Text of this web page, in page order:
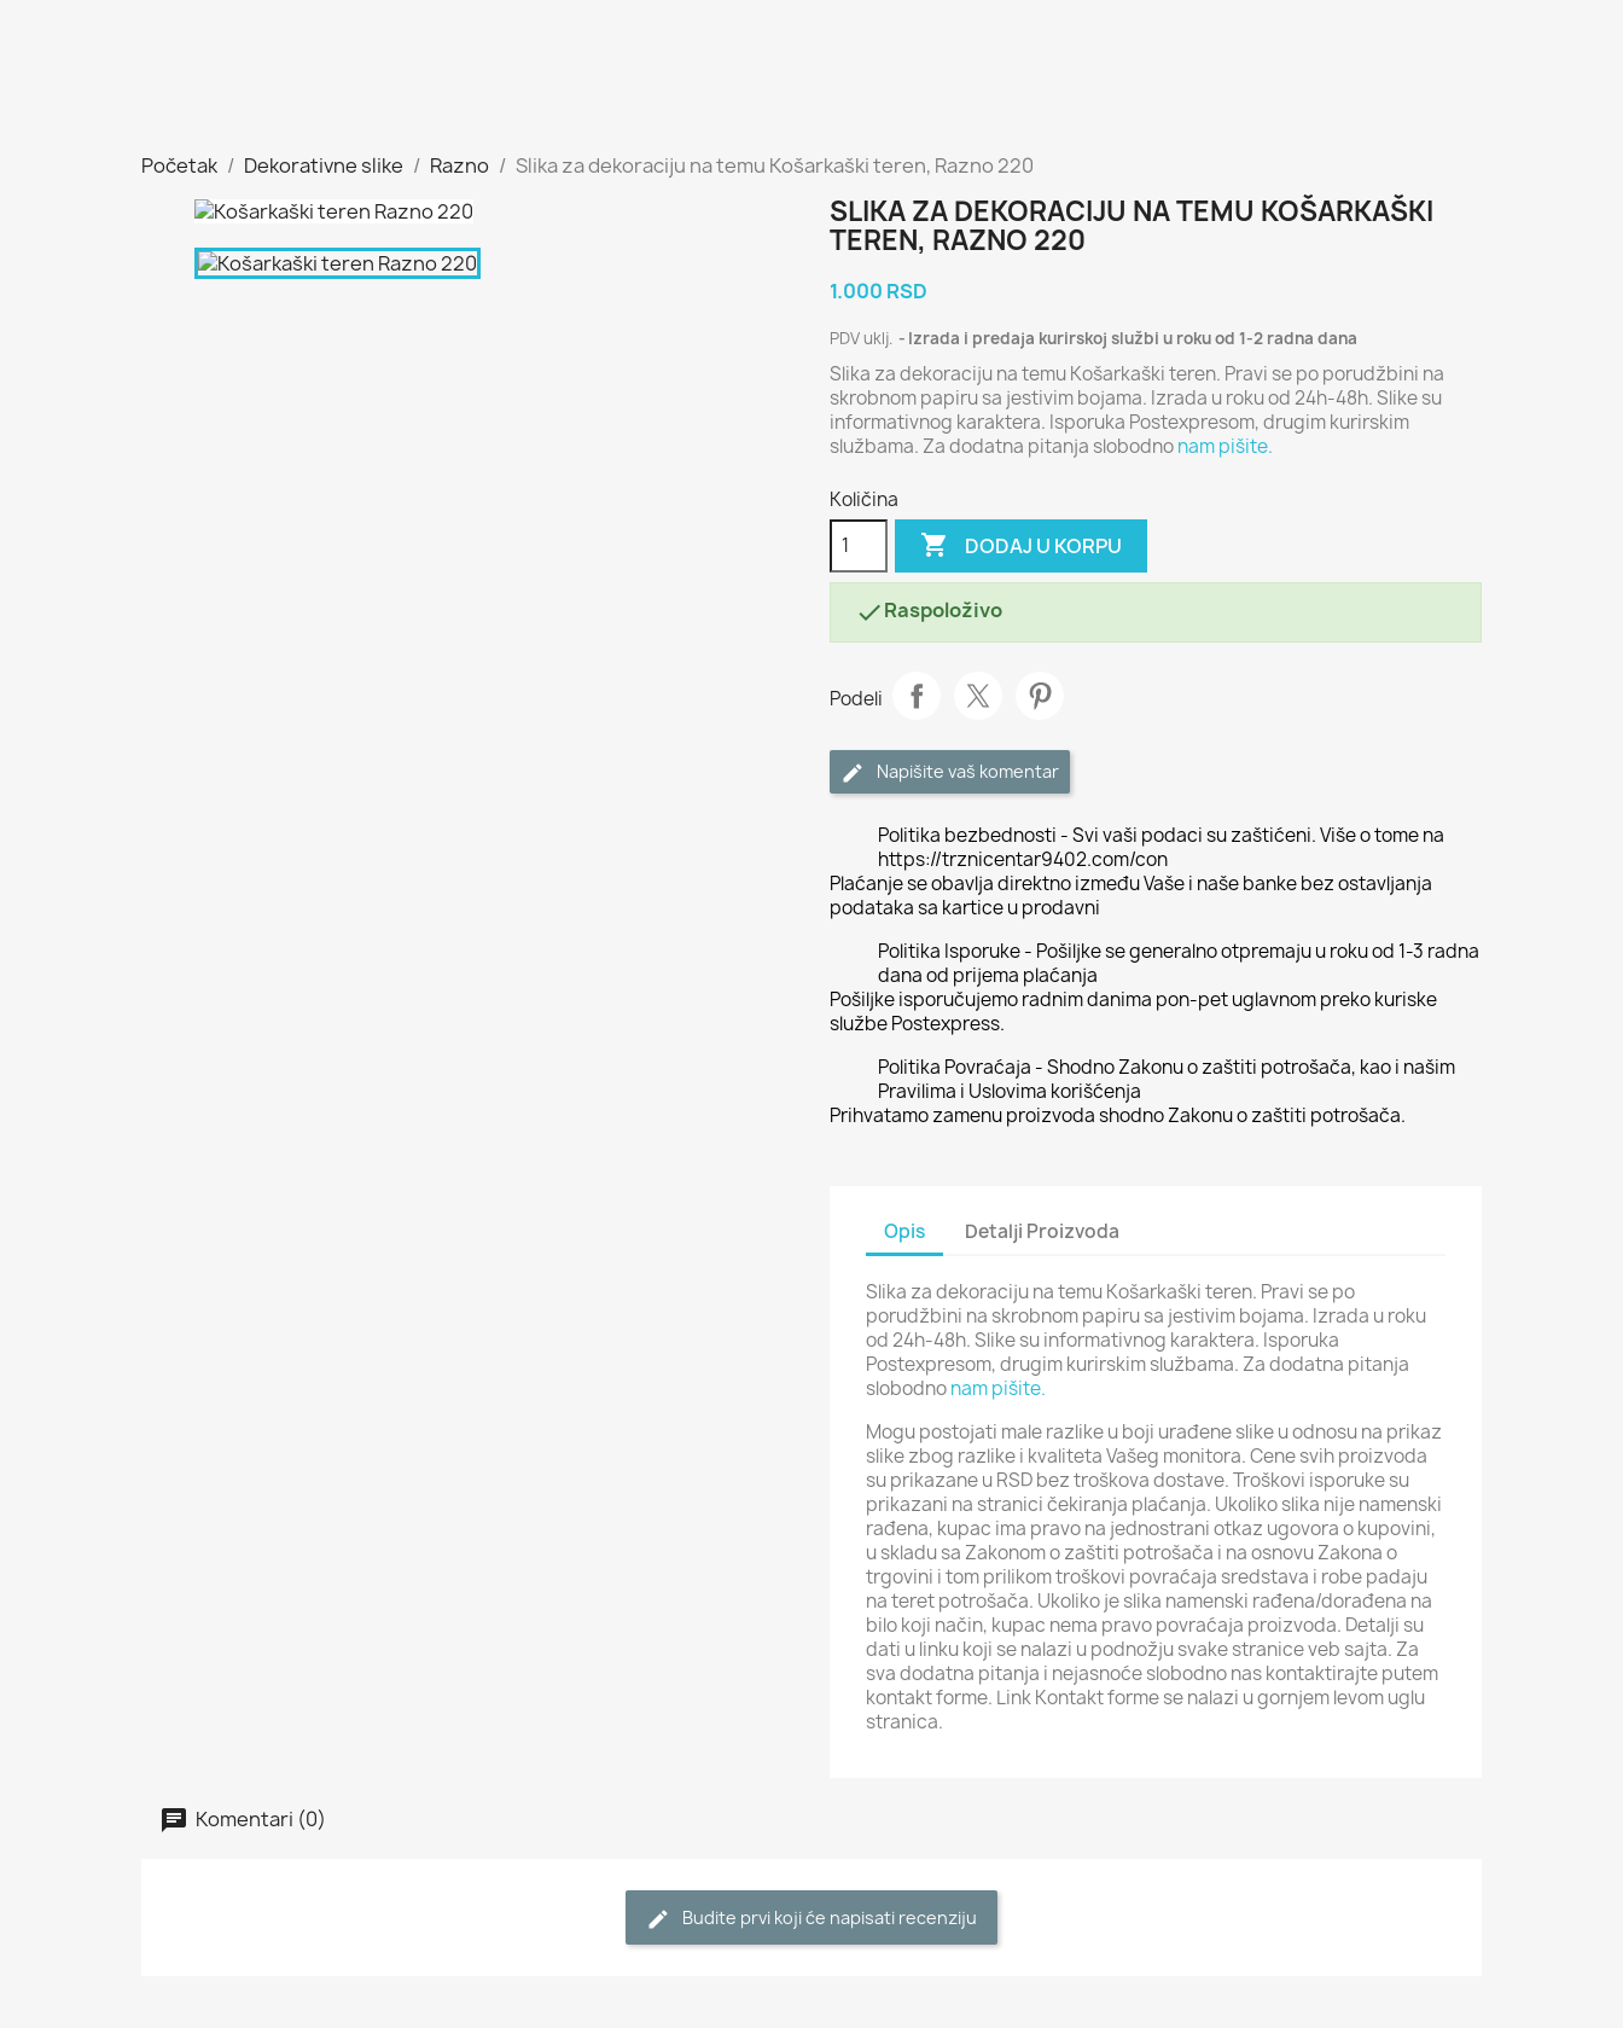
Početak Dekorativne slike Razno Slika za dekoraciju na temu Košarkaški teren, Razno 220
SLIKA ZA DEKORACIJU NA TEMU KOŠARKAŠKI
TEREN, RAZNO 220
1.000 RSD
PDV uklj. Izrada i predaja kurirskoj službi u roku od 1-2 radna dana
Slika za dekoraciju na temu Košarkaški teren. Pravi se po porudžbini na
skrobnom papiru sa jestivim bojama. Izrada u roku od 24h-48h. Slike su
informativnog karaktera. Isporuka Postexpresom, drugim kurirskim
službama. Za dodatna pitanja slobodnonam pišite.
Količina
 DODAJ U KORPU
Raspoloživo
Podeli
Napišite vaš komentar
Politika bezbednosti - Svi vaši podaci su zaštićeni. Više o tome na
https://trznicentar9402.com/con
Plaćanje se obavlja direktno između Vaše i naše banke bez ostavljanja
podataka sa kartice u prodavni
Politika Isporuke - Pošiljke se generalno otpremaju u roku od 1-3 radna
dana od prijema plaćanja
Pošiljke isporučujemo radnim danima pon-pet uglavnom preko kuriske
službe Postexpress.
Politika Povraćaja - Shodno Zakonu o zaštiti potrošača, kao i našim
Pravilima i Uslovima korišćenja
Prihvatamo zamenu proizvoda shodno Zakonu o zaštiti potrošača.
Opis Detalji Proizvoda
Slika za dekoraciju na temu Košarkaški teren. Pravi se po
porudžbini na skrobnom papiru sa jestivim bojama. Izrada u roku
od 24h-48h. Slike su informativnog karaktera. Isporuka
Postexpresom, drugim kurirskim službama. Za dodatna pitanja
slobodnonam pišite.
Mogu postojati male razlike u boji urađene slike u odnosu na prikaz
slike zbog razlike i kvaliteta Vašeg monitora. Cene svih proizvoda
su prikazane u RSD bez troškova dostave. Troškovi isporuke su
prikazani na stranici čekiranja plaćanja. Ukoliko slika nije namenski
rađena, kupac ima pravo na jednostrani otkaz ugovora o kupovini,
u skladu sa Zakonom o zaštiti potrošača i na osnovu Zakona o
trgovini i tom prilikom troškovi povraćaja sredstava i robe padaju
na teret potrošača. Ukoliko je slika namenski rađena/dorađena na
bilo koji način, kupac nema pravo povraćaja proizvoda. Detalji su
dati u linku koji se nalazi u podnožju svake stranice veb sajta. Za
sva dodatna pitanja i nejasnoće slobodno nas kontaktirajte putem
kontakt forme. Link Kontakt forme se nalazi u gornjem levom uglu
stranica.
Komentari (0)
Budite prvi koji će napisati recenziju